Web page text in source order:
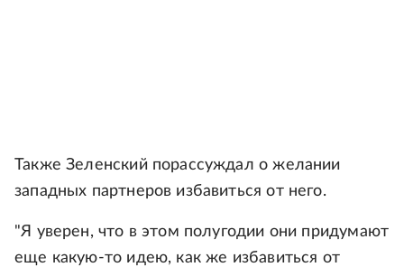
Также Зеленский порассуждал о желании
западных партнеров избавиться от него.
"Я уверен, что в этом полугодии они придумают
еще какую-то идею, как же избавиться от